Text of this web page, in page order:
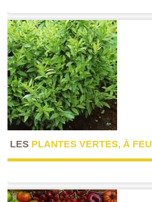
LES PLANTES VERTES, À